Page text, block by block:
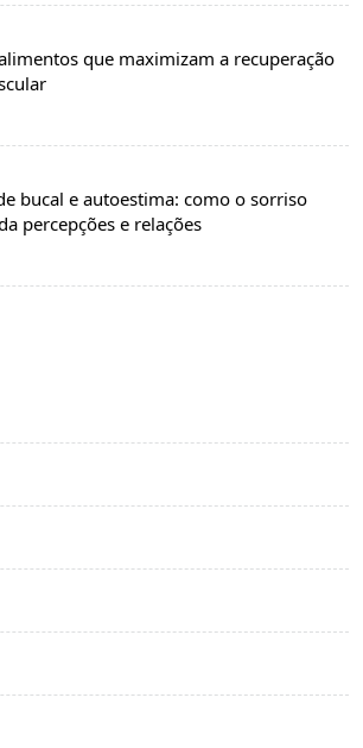
que maximizam a recuperação
bucal e autoestima: como o sorriso
percepções e relações